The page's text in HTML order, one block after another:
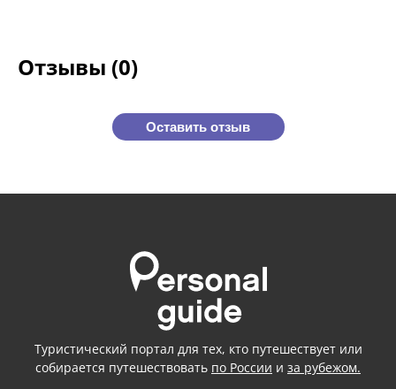
Отзывы (0)
Оставить отзыв
Туристический портал для тех, кто путешествует или
собирается путешествовать по России и за рубежом.